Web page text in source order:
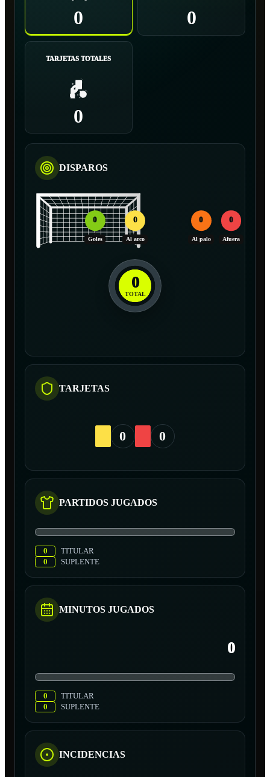
0 0
TARJETAS TOTALES
0
DISPAROS
0
Goles
0
Al arco
0
Al palo
0
Afuera
0
TOTAL
TARJETAS
0 0
PARTIDOS JUGADOS
0
TITULAR
0
SUPLENTE
MINUTOS JUGADOS
0
0
TITULAR
0
SUPLENTE
INCIDENCIAS